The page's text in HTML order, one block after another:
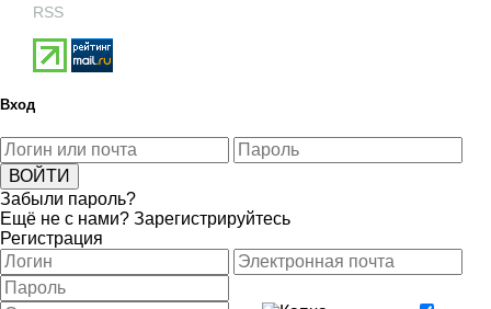
RSS
Вход
Забыли пароль?
Ещё не с нами? Зарегистрируйтесь
Регистрация